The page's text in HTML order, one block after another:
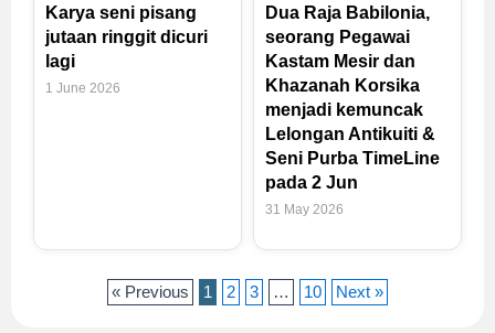
Karya seni pisang
jutaan ringgit dicuri
lagi
1 June 2026
Dua Raja Babilonia,
seorang Pegawai
Kastam Mesir dan
Khazanah Korsika
menjadi kemuncak
Lelongan Antikuiti &
Seni Purba TimeLine
pada 2 Jun
31 May 2026
« Previous 1 2 3 … 10 Next »